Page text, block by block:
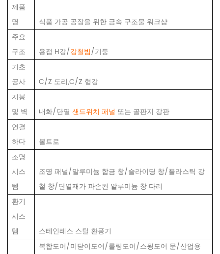
제품
명
식품 가공 공장을 위한 금속 구조물 워크샵
주요
구조
용접 H강/강철빔/기둥
기초
공사
C/Z 도리,C/Z 형강
지붕
및 벽
내화/단열 샌드위치 패널 또는 골판지 강판
연결
하다
볼트로
조명
시스
템
조명 패널/알루미늄 합금 창/슬라이딩 창/플라스틱 강
철 창/단열재가 파손된 알루미늄 창 다리
환기
시스
템
스테인레스 스틸 환풍기
복합도어/미닫이도어/롤링도어/스윙도어 문/산업용